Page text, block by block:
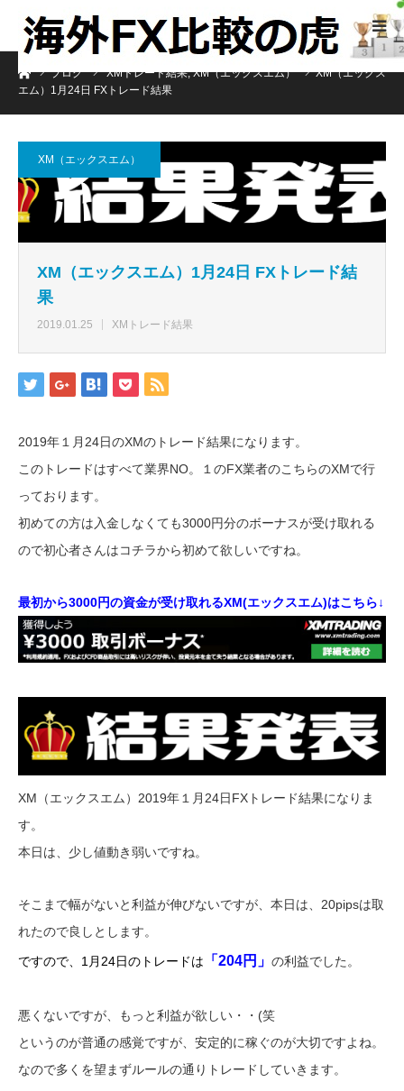
ホームブログ XMトレード結果, XM（エックスエム）
XM（エックス
エム）1月24日 FXトレード結果
XM（エックスエム）
XM（エックスエム）1月24日 FXトレード結
果
2019.01.25 XMトレード結果
2019年１月24日のXMのトレード結果になります。
このトレードはすべて業界NO。１のFX業者のこちらのXMで行
っております。
初めての方は入金しなくても3000円分のボーナスが受け取れる
ので初心者さんはコチラから初めて欲しいですね。
最初から3000円の資金が受け取れるXM(エックスエム)はこちら↓
XM（エックスエム）2019年１月24日FXトレード結果になりま
す。
本日は、少し値動き弱いですね。
そこまで幅がないと利益が伸びないですが、本日は、20pipsは取
れたので良しとします。
ですので、1月24日のトレードは 「204円」 の利益でした。
悪くないですが、もっと利益が欲しい・・(笑
というのが普通の感覚ですが、安定的に稼ぐのが大切ですよね。
なので多くを望まずルールの通りトレードしていきます。